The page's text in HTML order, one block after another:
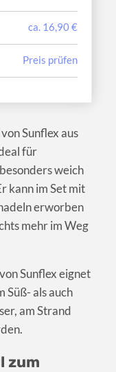
ca. 16,90 €
Preis prüfen
Sunflex aus
für
weich
kann im Set mit
erworben
mehr im Weg
Sunflex eignet
Süß- als auch
am Strand
zum